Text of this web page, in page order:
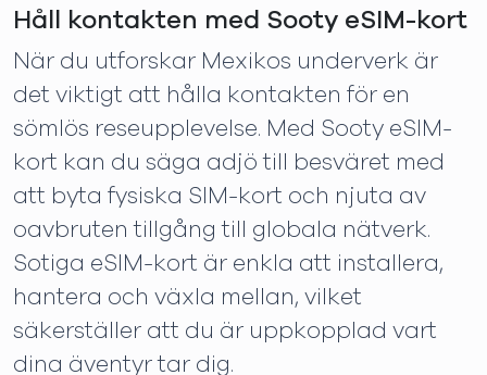
Håll kontakten med Sooty eSIM-kort
När du utforskar Mexikos underverk är
det viktigt att hålla kontakten för en
sömlös reseupplevelse. Med Sooty eSIM-
kort kan du säga adjö till besväret med
att byta fysiska SIM-kort och njuta av
oavbruten tillgång till globala nätverk.
Sotiga eSIM-kort är enkla att installera,
hantera och växla mellan, vilket
säkerställer att du är uppkopplad vart
dina äventyr tar dig.